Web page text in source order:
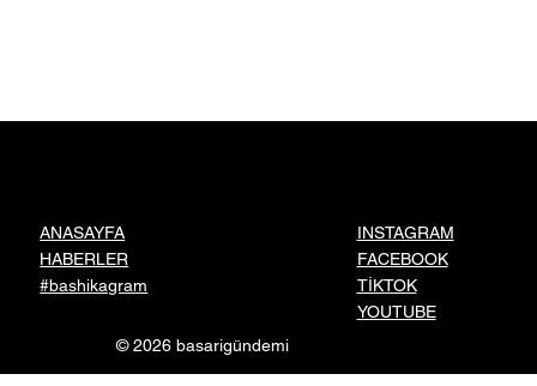
ANASAYFA
HABERLER
#bashikagram
INSTAGRAM
FACEBOOK
TİKTOK
YOUTUBE
© 2026 basarigündemi